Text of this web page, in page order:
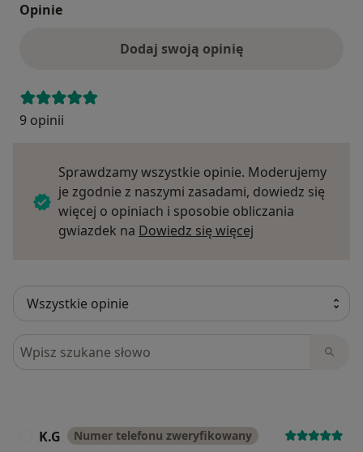
Opinie
Dodaj swoją opinię
9 opinii
Sprawdzamy wszystkie opinie. Moderujemy
je zgodnie z naszymi zasadami, dowiedz się
więcej o opiniach i sposobie obliczania
gwiazdek na Dowiedz się więcej
Szukaj w opiniach
K.G Numer telefonu zweryfikowany